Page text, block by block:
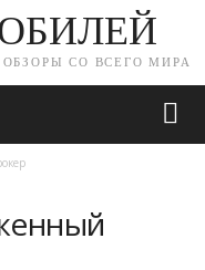
СО ВСЕГО МИРА